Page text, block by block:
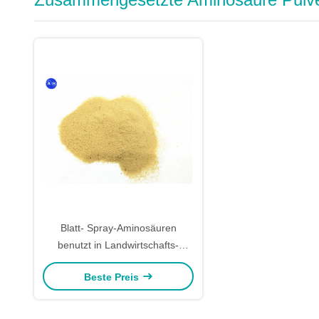
Blatt- Spray-Aminosäuren
benutzt in Landwirtschafts-
Gemüseursprungs-Minimum
40%
Beste Preis